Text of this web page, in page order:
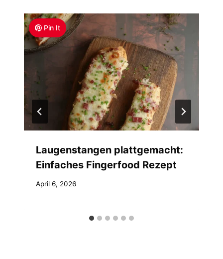
Pin It
Laugenstangen plattgemacht:
Einfaches Fingerfood Rezept
April 6, 2026